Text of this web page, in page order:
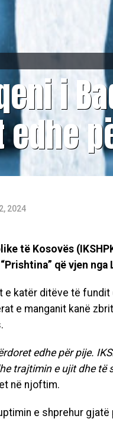
i
2024
të Kosovës
që vjen
e katër ditëve të
e manganit kanë
edhe për pije.
trajtimin e ujit dhe të
në njoftim.
e shprehur